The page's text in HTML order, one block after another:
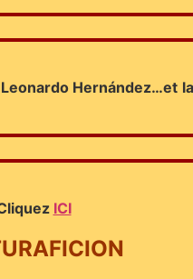
Hernández…et
z ICI